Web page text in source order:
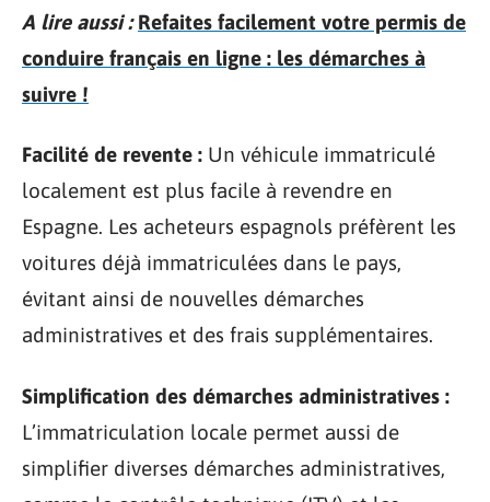
A lire aussi : Refaites facilement votre permis de
conduire français en ligne : les démarches à
suivre !
Facilité de revente : Un véhicule immatriculé
localement est plus facile à revendre en
Espagne. Les acheteurs espagnols préfèrent les
voitures déjà immatriculées dans le pays,
évitant ainsi de nouvelles démarches
administratives et des frais supplémentaires.
Simplification des démarches administratives :
L’immatriculation locale permet aussi de
simplifier diverses démarches administratives,